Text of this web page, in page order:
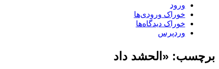
ورود
خوراک ورودی‌ها
خوراک دیدگاه‌ها
وردپرس
برچسب: «الحشد داد